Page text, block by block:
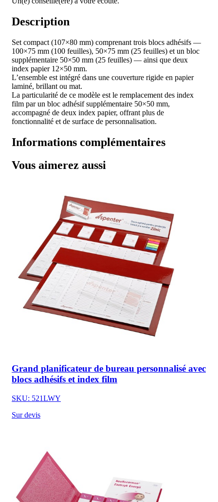
Description
Set compact (107×80 mm) comprenant trois blocs adhésifs —
100×75 mm (100 feuilles), 50×75 mm (25 feuilles) et un bloc
supplémentaire 50×50 mm (25 feuilles) — ainsi que deux
index papier 12×50 mm.
L’ensemble est intégré dans une couverture rigide en papier
laminé, brillant ou mat.
La particularité de ce modèle est le remplacement des index
film par un bloc adhésif supplémentaire 50×50 mm,
accompagné de deux index papier, offrant plus de
fonctionnalité et de surface de personnalisation.
Informations complémentaires
Vous aimerez aussi
Grand planificateur de bureau personnalisé avec
blocs adhésifs et index film
SKU: 521LWY
Sur devis